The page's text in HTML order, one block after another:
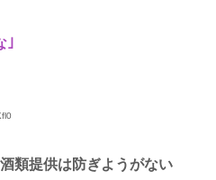
｣
類提供は防ぎようがない